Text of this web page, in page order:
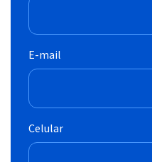
E-mail
Celular